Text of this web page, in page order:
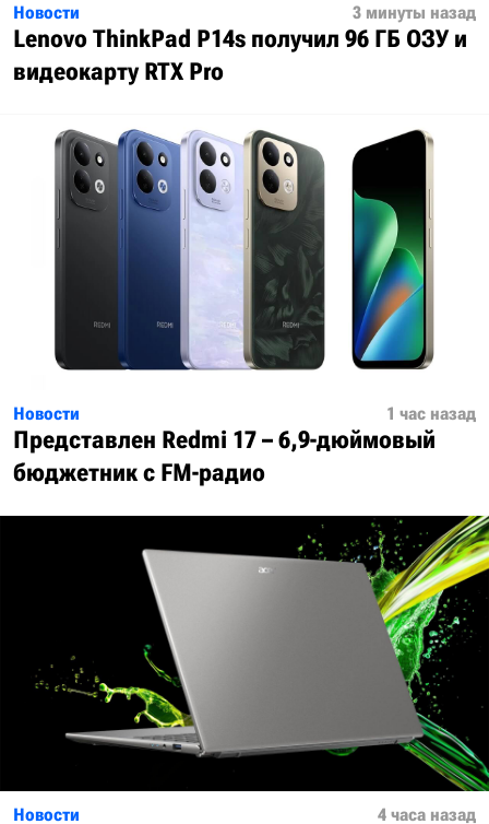
Новости 3 минуты назад
Lenovo ThinkPad P14s получил 96 ГБ ОЗУ и
видеокарту RTX Pro
Новости 1 час назад
Представлен Redmi 17 – 6,9-дюймовый
бюджетник с FM-радио
Новости 4 часа назад